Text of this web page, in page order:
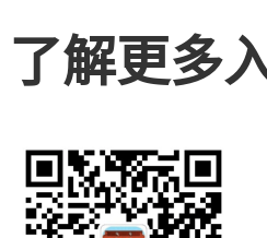
了解更多